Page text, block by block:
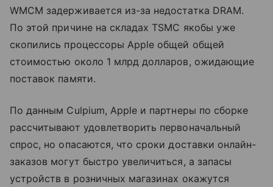
WMCM задерживается из-за недостатка DRAM.
По этой причине на складах TSMC якобы уже
скопились процессоры Apple общей общей
стоимостью около 1 млрд долларов, ожидающие
поставок памяти.
По данным Culpium, Apple и партнеры по сборке
рассчитывают удовлетворить первоначальный
спрос, но опасаются, что сроки доставки онлайн-
заказов могут быстро увеличиться, а запасы
устройств в розничных магазинах окажутся